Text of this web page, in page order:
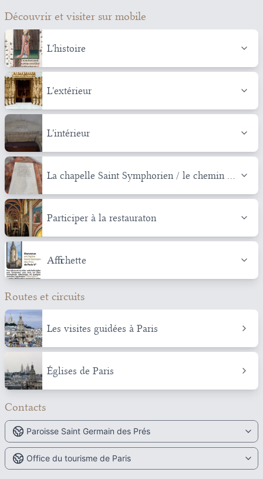
Découvrir et visiter sur mobile
L'histoire
L'extérieur
L'intérieur
La chapelle Saint Symphorien / le chemin de
Croix
Participer à la restauraton
Affichette
Routes et circuits
Les visites guidées à Paris
Églises de Paris
Contacts
Paroisse Saint Germain des Prés
Office du tourisme de Paris